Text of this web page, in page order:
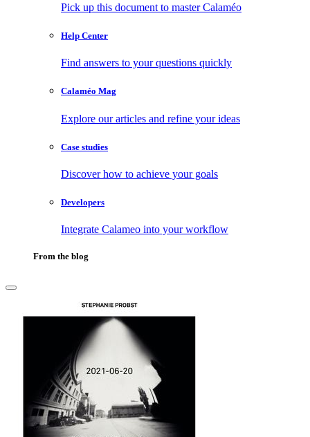
Pick up this document to master Calaméo
Help Center
Find answers to your questions quickly
Calaméo Mag
Explore our articles and refine your ideas
Case studies
Discover how to achieve your goals
Developers
Integrate Calameo into your workflow
From the blog